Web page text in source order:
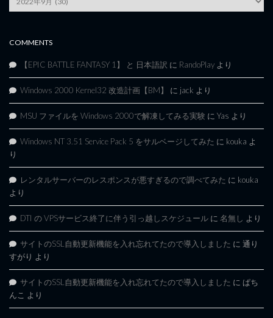
Archives
COMMENTS
【EPIC BATTLE FANTASY 1】 と 日本語訳 に RandoPlay より
Windows 2000 Kernel32 改造計画【BM】 に jack より
MSU ファイルを Windows 2000で解凍してみる実験 に Yas より
Windows NT 3.51 Service Pack 5 をサルベージしてみた に kouka よ
り
レンタルサーバーのレスポンスが悪すぎるので調べてみた に kouka
より
DTI の VPSサービス終了に伴う引っ越しスケジュール に 名無し より
サイトのSSL自動更新機能を入れ忘れてたので導入しました に 通り
すがり より
サイトのSSL自動更新機能を入れ忘れてたので導入しました に ぱち
んこ より